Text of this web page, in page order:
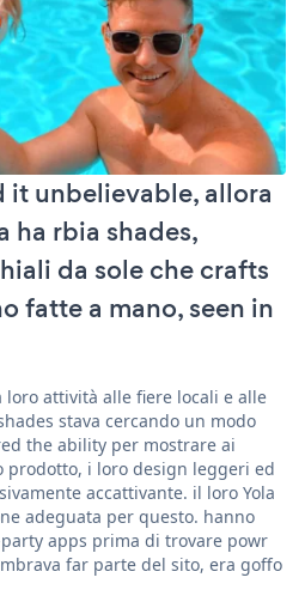
it unbelievable, allora
ha rbia shades,
da sole che crafts
fatte a mano, seen in
loro attività alle fiere locali e alle
stava cercando un modo
the ability per mostrare ai
i loro design leggeri ed
accattivante. il loro Yola
adeguata per questo. hanno
apps prima di trovare powr
far parte del sito, era goffo